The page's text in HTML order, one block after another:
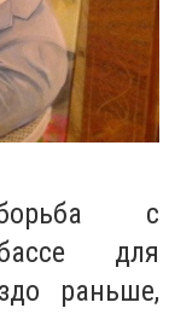
с
для
раньше,